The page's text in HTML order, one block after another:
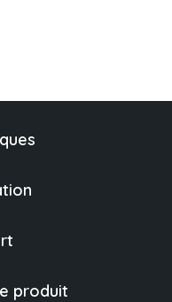
produit